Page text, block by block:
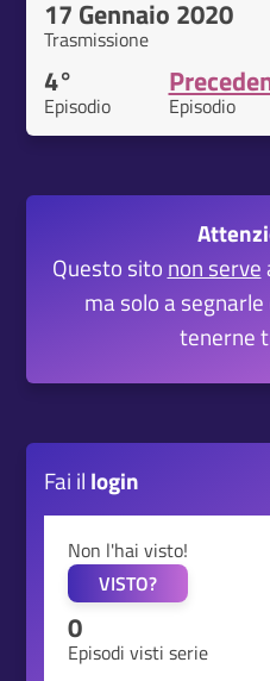
17 Gennaio 2020
Trasmissione
4°
Episodio Episodio
Questo sito non serve
ma solo a
tenerne
Fai il login
Non l'hai visto!
VISTO?
0
Episodi visti serie